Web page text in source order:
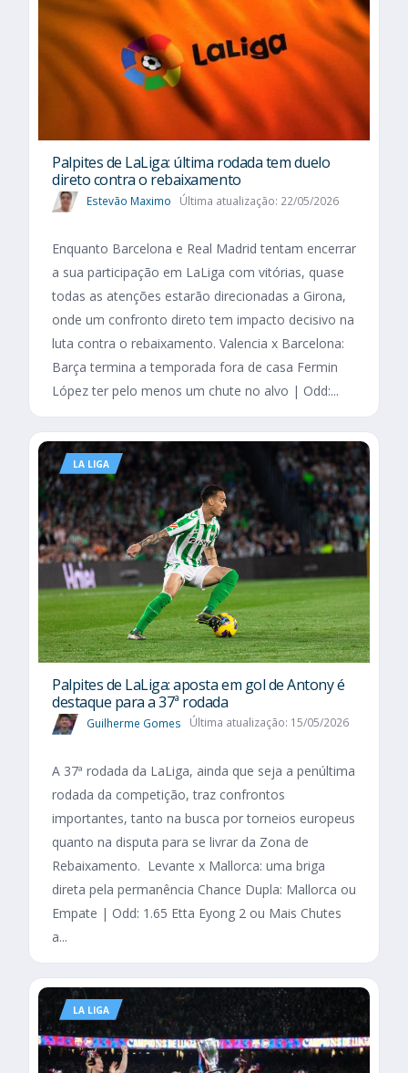
Palpites de LaLiga: última rodada tem duelo
direto contra o rebaixamento
Estevão Maximo Última atualização: 22/05/2026
Enquanto Barcelona e Real Madrid tentam encerrar
a sua participação em LaLiga com vitórias, quase
todas as atenções estarão direcionadas a Girona,
onde um confronto direto tem impacto decisivo na
luta contra o rebaixamento. Valencia x Barcelona:
Barça termina a temporada fora de casa Fermin
López ter pelo menos um chute no alvo | Odd:...
LA LIGA
Palpites de LaLiga: aposta em gol de Antony é
destaque para a 37ª rodada
Guilherme Gomes Última atualização: 15/05/2026
A 37ª rodada da LaLiga, ainda que seja a penúltima
rodada da competição, traz confrontos
importantes, tanto na busca por torneios europeus
quanto na disputa para se livrar da Zona de
Rebaixamento. Levante x Mallorca: uma briga
direta pela permanência Chance Dupla: Mallorca ou
Empate | Odd: 1.65 Etta Eyong 2 ou Mais Chutes
a...
LA LIGA